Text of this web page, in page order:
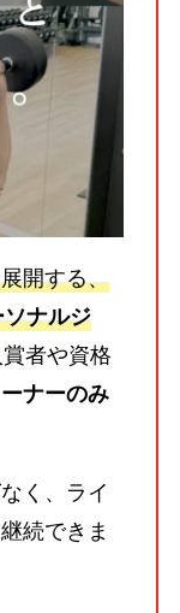
開する、
ナルジ
者や資格
ナーのみ
く、ライ
続できま